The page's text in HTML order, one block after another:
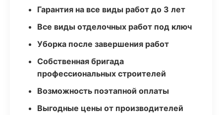
Гарантия на все виды работ до 3 лет
Все виды отделочных работ под ключ
Уборка после завершения работ
Собственная бригада
профессиональных строителей
Возможность поэтапной оплаты
Выгодные цены от производителей